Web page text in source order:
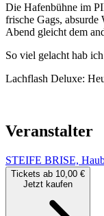
Die Hafenbühne im
frische Gags,
Abend gleicht dem
So viel gelacht hab
Lachflash Deluxe:
Veranstalter
STEIFE BRISE,
Tickets ab 10,00 €
Jetzt kaufen